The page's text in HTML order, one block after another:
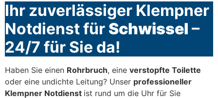
Ihr zuverlässiger Klempner
Notdienst für Schwissel –
24/7 für Sie da!
Haben Sie einen Rohrbruch, eine verstopfte Toilette
oder eine undichte Leitung? Unser professioneller
Klempner Notdienst ist rund um die Uhr für Sie